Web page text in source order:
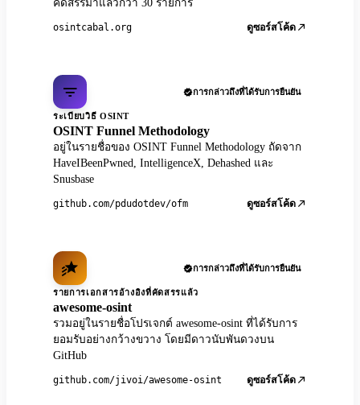
คัดสรรมาแล้วกว่า 30 รายการ
osintcabal.org ดูซอร์สโค้ด
การกล่าวถึงที่ได้รับการยืนยัน
ระเบียบวิธี OSINT
OSINT Funnel Methodology
อยู่ในรายชื่อของ OSINT Funnel Methodology ถัดจาก
HaveIBeenPwned, IntelligenceX, Dehashed และ
Snusbase
github.com/pdudotdev/ofm ดูซอร์สโค้ด
การกล่าวถึงที่ได้รับการยืนยัน
รายการเอกสารอ้างอิงที่คัดสรรแล้ว
awesome-osint
รวมอยู่ในรายชื่อโปรเจกต์ awesome-osint ที่ได้รับการ
ยอมรับอย่างกว้างขวาง โดยมีดาวนับพันดวงบน
GitHub
github.com/jivoi/awesome-osint ดูซอร์สโค้ด